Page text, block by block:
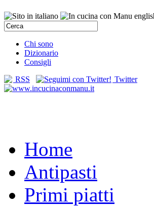
Chi sono
Dizionario
Consigli
RSS
Twitter
Home
Antipasti
Primi piatti